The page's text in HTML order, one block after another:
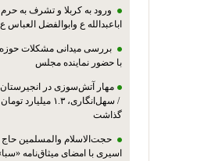
ورود به کربلا و تشرف به
اباعبدالله ع وابوالفضل العباس ع
بررسی میدانی مشکلات
با حضور نماینده مجلس
مهار آتش‌سوزی در
/ سهل‌انگاری، ۱.۳
گذاشت
حجت‌الاسلام والمسلمین
اسیری با امضای میثاق‌نامه